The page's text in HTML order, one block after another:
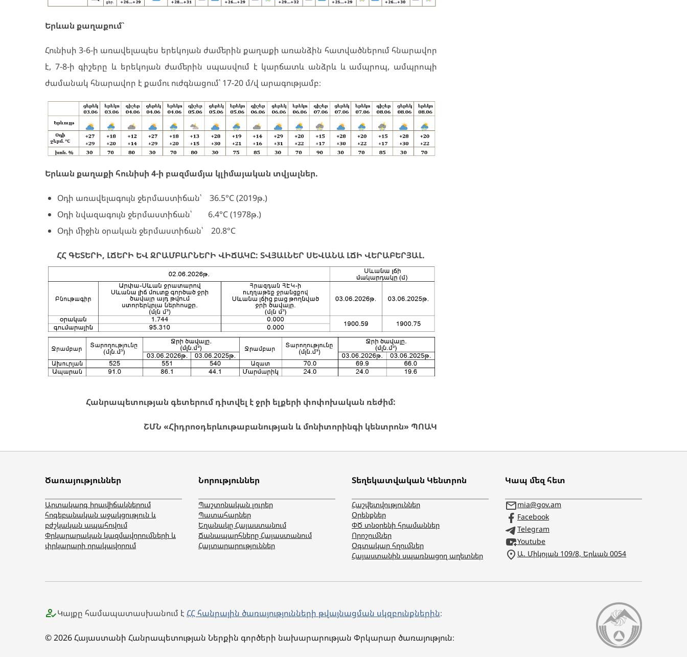
Երևան քաղաքում`
Հունիսի 3-6-ի առավելապես երեկոյան ժամերին քաղաքի առանձին հատվածներում հնարավոր
է, 7-8-ի գիշերը և երեկոյան ժամերին սպասվում է կարճատև անձրև և ամպրոպ, ամպրոպի
ժամանակ հնարավոր է քամու ուժգնացում՝ 17-20 մ/վ արագությամբ։
Երևան քաղաքի հունիսի 4-ի բազմամյա կլիմայական տվյալներ.
Օդի առավելագույն ջերմաստիճան՝ 36.5°C (2019թ.)
Օդի նվազագույն ջերմաստիճան՝ 6.4°C (1978թ.)
Օդի միջին օրական ջերմաստիճան՝ 20.8°C
ՀՀ ԳԵՏԵՐԻ, ԼՃԵՐԻ ԵՎ ՋՐԱՄԲԱՐՆԵՐԻ ՎԻՃԱԿԸ: ՏՎՅԱԼՆԵՐ ՍԵՎԱՆԱ ԼՃԻ ՎԵՐԱԲԵՐՅԱԼ.
Հանրապետության գետերում դիտվել է ջրի ելքերի փոփոխական ռեժիմ:
ՇՄՆ «Հիդրոօդերևութաբանության և մոնիտորինգի կենտրոն» ՊՈԱԿ
Ծառայություններ
Արտակարգ իրավիճակներում
հոգեբանական աջակցություն և
բժշկական ապահովում
Փրկարարական կազմավորումների և
փրկարարի որակավորում
Նորություններ
Պաշտոնական լուրեր
Պատահարներ
Եղանակը Հայաստանում
Ճանապարհները Հայաստանում
Հայտարարություններ
Տեղեկատվական Կենտրոն
Հաշվետվություններ
Օրենքներ
ՓԾ տնօրենի հրամաններ
Որոշումներ
Օգտակար հղումներ
Հայաստանին սպառնացող աղետներ
Կապ մեզ հետ
mia@gov.am
Facebook
Telegram
Youtube
Ա. Միկոյան 109/8, Երևան 0054
Կայքը համապատասխանում է ՀՀ հանրային ծառայությունների թվայնացման սկզբունքներին։
© 2026 Հայաստանի Հանրապետության Ներքին գործերի նախարարության Փրկարար ծառայություն։